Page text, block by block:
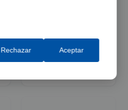
Bases para
adaptadores de
matraces Erlenmeyer
Rechazar Aceptar